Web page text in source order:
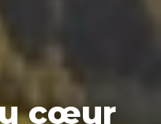
cœur